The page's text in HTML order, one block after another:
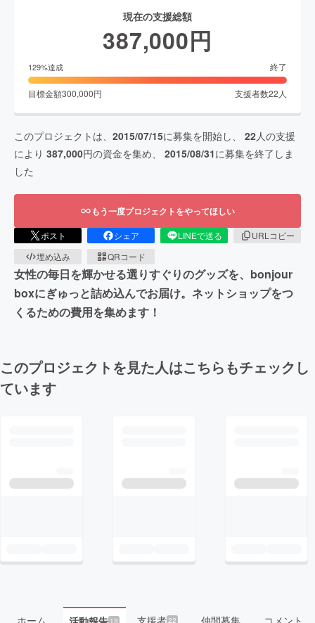
現在の支援総額
387,000円
129%達成 終了
目標金額300,000円 支援者数22 人
このプロジェクトは、 2015/07/15に募集を開始し、 22人の支援
により 387,000円の資金を集め、 2015/08/31に募集を終了しま
した
もう一度プロジェクトをやってほしい
ポスト シェア LINEで送る
URLコピー
埋め込み
QRコード
女性の毎日を輝かせる選りすぐりのグッズを、bonjour
boxにぎゅっと詰め込んでお届け。ネットショップをつ
くるための費用を集めます！
このプロジェクトを見た人はこちらもチェックし
ています
ホーム 支援者22 仲間募集 コメント